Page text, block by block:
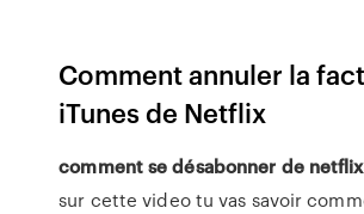
Comment annuler la
iTunes de Netflix
commentse désabonner de netflix
sur cette video tu vas savoir